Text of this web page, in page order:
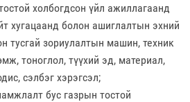
холбогдсон үйл ажиллагаанд
хугацаанд болон ашиглалтын эхний
тусгай зориулалтын машин, техник
тоноглол, түүхий эд, материал,
сэлбэг хэрэгсэл;
бус газрын тостой